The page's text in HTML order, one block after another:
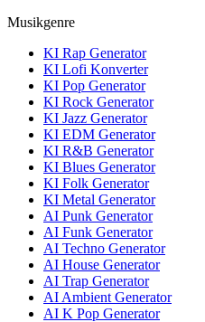
Musikgenre
KI Rap Generator
KI Lofi Konverter
KI Pop Generator
KI Rock Generator
KI Jazz Generator
KI EDM Generator
KI R&B Generator
KI Blues Generator
KI Folk Generator
KI Metal Generator
AI Punk Generator
AI Funk Generator
AI Techno Generator
AI House Generator
AI Trap Generator
AI Ambient Generator
AI K Pop Generator